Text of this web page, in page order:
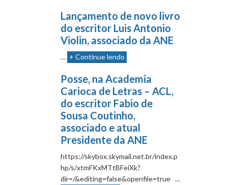
Lançamento de novo livro
do escritor Luis Antonio
Violin, associado da ANE
… + Continue lendo
Posse, na Academia
Carioca de Letras – ACL,
do escritor Fabio de
Sousa Coutinho,
associado e atual
Presidente da ANE
https://skybox.skymail.net.br/index.p
hp/s/xtmFKxMTtBFeiXk?
dir=/&editing=false&openfile=true …